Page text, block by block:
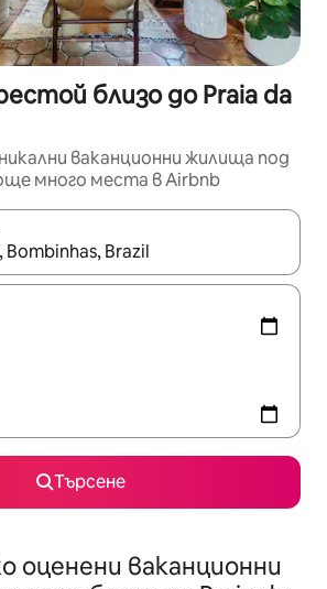
близо до Praia da
ваканционни жилища под
много места в Airbnb
се покажат, използвайте
Търсене
оценени ваканционни